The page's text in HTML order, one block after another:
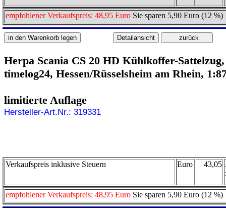
empfohlener Verkaufspreis: 48,95 Euro Sie sparen 5,90 Euro (12 %)
Herpa Scania CS 20 HD Kühlkoffer-Sattelzug,
timelog24, Hessen/Rüsselsheim am Rhein,
limitierte Auflage
Hersteller-Art.Nr.: 319331
Verkaufspreis inklusive Steuern Euro 43,05
empfohlener Verkaufspreis: 48,95 Euro Sie sparen 5,90 Euro (12 %)